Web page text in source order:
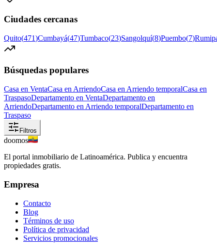
Ciudades cercanas
Quito(471)Cumbayá(47)Tumbaco(23)Sangolquí(8)Puembo(7)
Búsquedas populares
Casa en VentaCasa en ArriendoCasa en Arriendo temporalCasa en
TraspasoDepartamento en VentaDepartamento en
ArriendoDepartamento en Arriendo temporalDepartamento en
Traspaso
Filtros
doomos
El portal inmobiliario de Latinoamérica. Publica y encuentra
propiedades gratis.
Empresa
Contacto
Blog
Términos de uso
Política de privacidad
Servicios promocionales